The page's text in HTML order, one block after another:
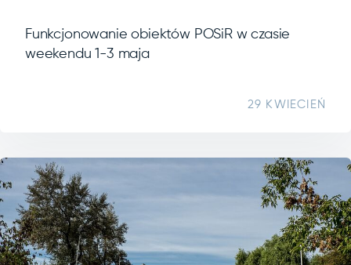
Funkcjonowanie obiektów POSiR w czasie
weekendu 1-3 maja
29 KWIECIEŃ